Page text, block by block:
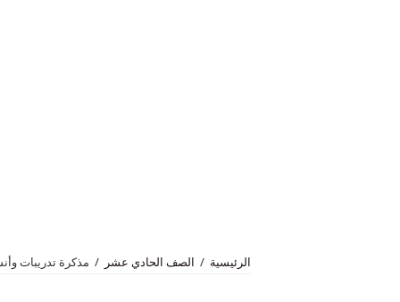
الرئيسية / الصف الحادي عشر / مذكرة تدريبات